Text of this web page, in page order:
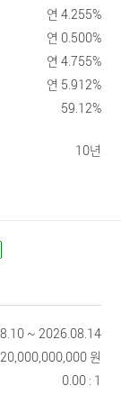
연 4.255%
연 0.500%
연 4.755%
연 5.912%
59.12%
10년
~ 2026.08.14
20,000,000,000 원
0.00 : 1